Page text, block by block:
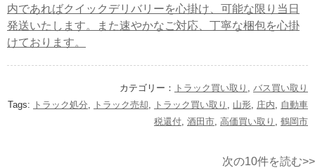
内であればクイックデリバリーを心掛け、可能な限り当日
発送いたします。また速やかなご対応、丁寧な梱包を心掛
けております。
カテゴリー： トラック買い取り
バス買い取り
Tags:
トラック処分 トラック売却 トラック買い取り 山形 庄内
自動車
税還付 酒田市 高価買い取り 鶴岡市
次の10件を読む>>